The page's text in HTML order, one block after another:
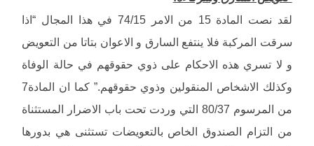
لقد نصت المادة 15 من الامر 74/15 في هذا المجال “اذا
سرقت المركبة فلا ينتفع السارق و الاعوان بتاتا من التعويض
و لا تسري هذه الاحكام على ذوي حقوقهم في حالة الوفاة
وكذلك الاشخاص المنقولين وذوي حقوقهم.” كما ان المادة7
من المرسوم 80/37 التي وردت تحت باب الاضرار المستثناة
من التزام الصندوق الخاص بالتعويضات تستثنى هي بدورها